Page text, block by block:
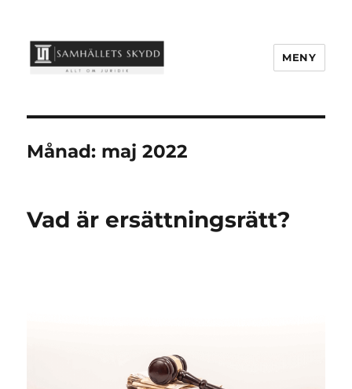
MENY
Månad: maj 2022
Vad är ersättningsrätt?